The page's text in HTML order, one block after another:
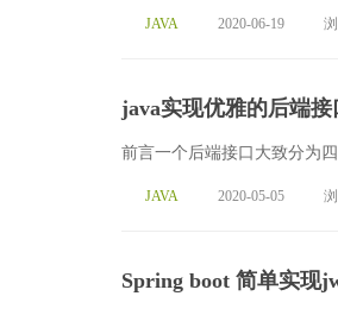
JAVA 2020-06-19
java实现优雅的后端接
前言一个后端接口大致分为
JAVA 2020-05-05
Spring boot 简单实现